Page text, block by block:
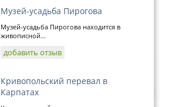
Музей-усадьба Пирогова
Музей-усадьба Пирогова находится в
живописной...
добавить отзыв
Кривопольский перевал в
Карпатах